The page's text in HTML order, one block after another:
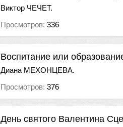
Виктор ЧЕЧЕТ.
Просмотров: 336
Воспитание или
Диана МЕХОНЦЕВА.
Просмотров: 376
День святого Валентина